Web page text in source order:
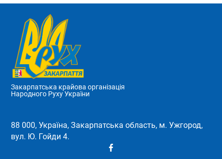
Закарпатська крайова організація
Народного Руху України
88 000, Україна, Закарпатська область, м. Ужгород,
вул. Ю. Гойди 4.